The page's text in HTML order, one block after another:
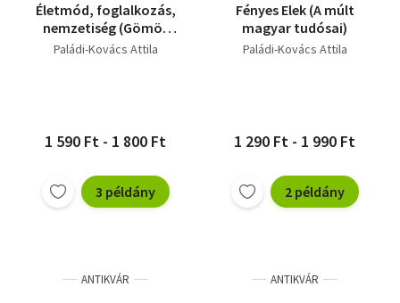
Életmód, foglalkozás,
nemzetiség (Gömör
néprajza XIV.)
Paládi-Kovács Attila
1 590 Ft - 1 800 Ft
3 példány
Fényes Elek (A múlt
magyar tudósai)
Paládi-Kovács Attila
1 290 Ft - 1 990 Ft
2 példány
ANTIKVÁR ANTIKVÁR